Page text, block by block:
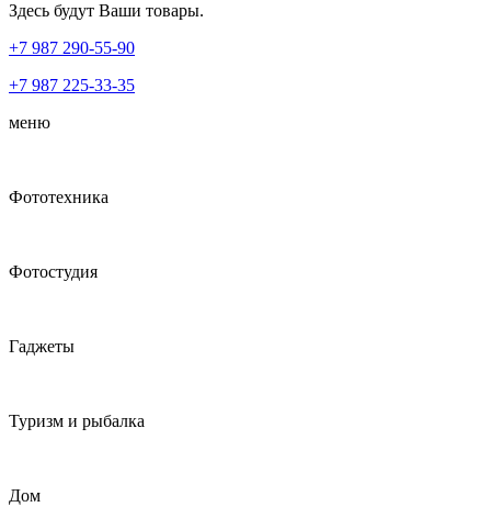
Здесь будут Ваши товары.
+7 987 290-55-90
+7 987 225-33-35
меню
Фототехника
Фотостудия
Гаджеты
Туризм и рыбалка
Дом